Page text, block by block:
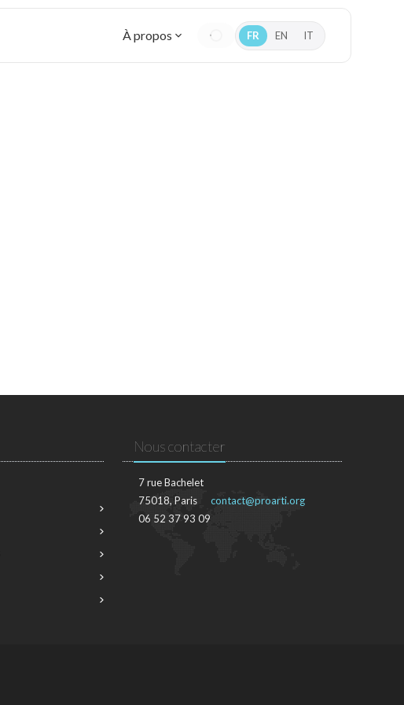
À propos FR EN IT
Nous contacter
7 rue Bachelet
75018, Paris
06 52 37 93 09
contact@proarti.org